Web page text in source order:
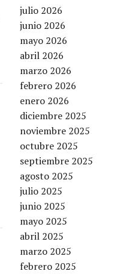
julio 2026
junio 2026
mayo 2026
abril 2026
marzo 2026
febrero 2026
enero 2026
diciembre 2025
noviembre 2025
octubre 2025
septiembre 2025
agosto 2025
julio 2025
junio 2025
mayo 2025
abril 2025
marzo 2025
febrero 2025